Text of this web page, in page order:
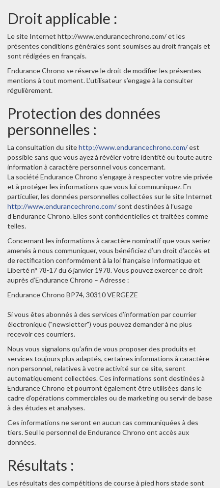
Droit applicable :
Le site Internet http://www.endurancechrono.com/ et les
présentes conditions générales sont soumises au droit français et
sont rédigées en français.
Endurance Chrono se réserve le droit de modifier les présentes
mentions à tout moment. L’utilisateur s’engage à la consulter
régulièrement.
Protection des données
personnelles :
La consultation du sitehttp://www.endurancechrono.com/est
possible sans que vous ayez à révéler votre identité ou toute autre
information à caractère personnel vous concernant.
La société Endurance Chrono s’engage à respecter votre vie privée
et à protéger les informations que vous lui communiquez. En
particulier, les données personnelles collectées sur le site Internet
http://www.endurancechrono.com/ sont destinées à l’usage
d’Endurance Chrono. Elles sont confidentielles et traitées comme
telles.
Concernant les informations à caractère nominatif que vous seriez
amenés à nous communiquer, vous bénéficiez d’un droit d’accès et
de rectification conformément à la loi française Informatique et
Liberté n° 78-17 du 6 janvier 1978. Vous pouvez exercer ce droit
auprès d’Endurance Chrono – Adresse :
Endurance Chrono BP74, 30310 VERGEZE
Si vous êtes abonnés à des services d’information par courrier
électronique ("newsletter") vous pouvez demander à ne plus
recevoir ces courriers.
Nous vous signalons qu’afin de vous proposer des produits et
services toujours plus adaptés, certaines informations à caractère
non personnel, relatives à votre activité sur ce site, seront
automatiquement collectées. Ces informations sont destinées à
Endurance Chrono et pourront également être utilisées dans le
cadre d’opérations commerciales ou de marketing ou servir de base
à des études et analyses.
Ces informations ne seront en aucun cas communiquées à des
tiers. Seul le personnel de Endurance Chrono ont accès aux
données.
Résultats :
Les résultats des compétitions de course à pied hors stade sont